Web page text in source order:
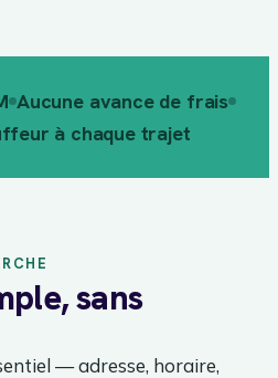
Aucune avance de frais
à chaque trajet
sans
— adresse, horaire,